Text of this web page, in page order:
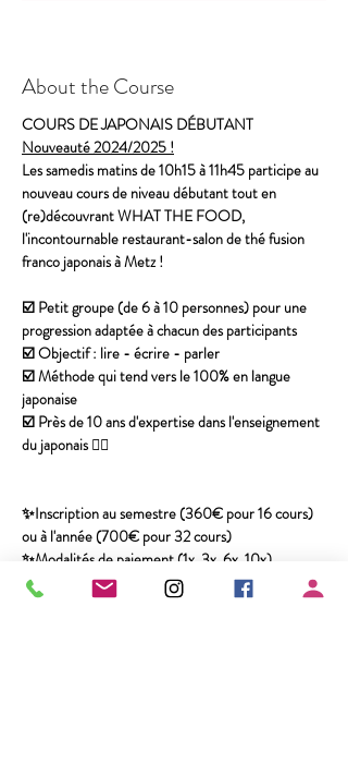
About the Course
COURS DE JAPONAIS DÉBUTANT
Nouveauté 2024/2025 !
Les samedis matins de 10h15 à 11h45 participe au
nouveau cours de niveau débutant tout en
(re)découvrant WHAT THE FOOD,
l'incontournable restaurant-salon de thé fusion
franco japonais à Metz !
☑️ Petit groupe (de 6 à 10 personnes) pour une
progression adaptée à chacun des participants
☑️ Objectif : lire - écrire - parler
☑️ Méthode qui tend vers le 100% en langue
japonaise
☑️ Près de 10 ans d'expertise dans l'enseignement
du japonais 👌🏻
✨Inscription au semestre (360€ pour 16 cours)
ou à l'année (700€ pour 32 cours)
✨Modalités de paiement (1x, 3x, 6x, 10x)
✨Une consommation en supplément pendant ou
après chaque cours 🍵🍡